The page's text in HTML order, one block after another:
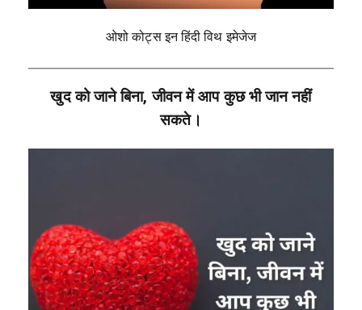
ओशो कोट्स इन हिंदी विथ इमेजेज
खुद को जाने बिना, जीवन में आप कुछ भी जान नहीं
सकते।